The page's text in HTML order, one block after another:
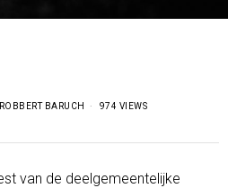
ROBBERT BARUCH 974 VIEWS
van de deelgemeentelijke